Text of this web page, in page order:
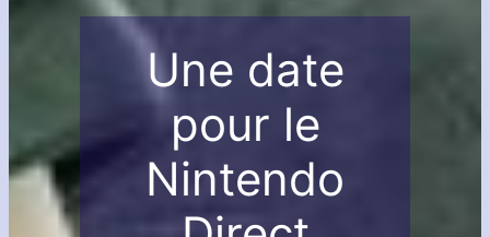
Une date
pour le
Nintendo